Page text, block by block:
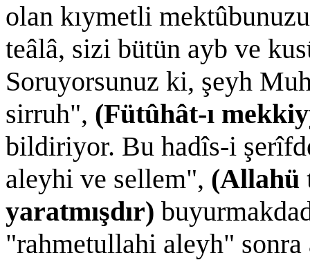
olan kıymetli
teâlâ, sizi bütün ayb ve
Soruyorsunuz ki, şeyh
sirruh", (Fütûhât-ı
bildiriyor. Bu hadîs-i
aleyhi ve sellem", (Allahü
yaratmışdır)
"rahmetullahi aleyh"